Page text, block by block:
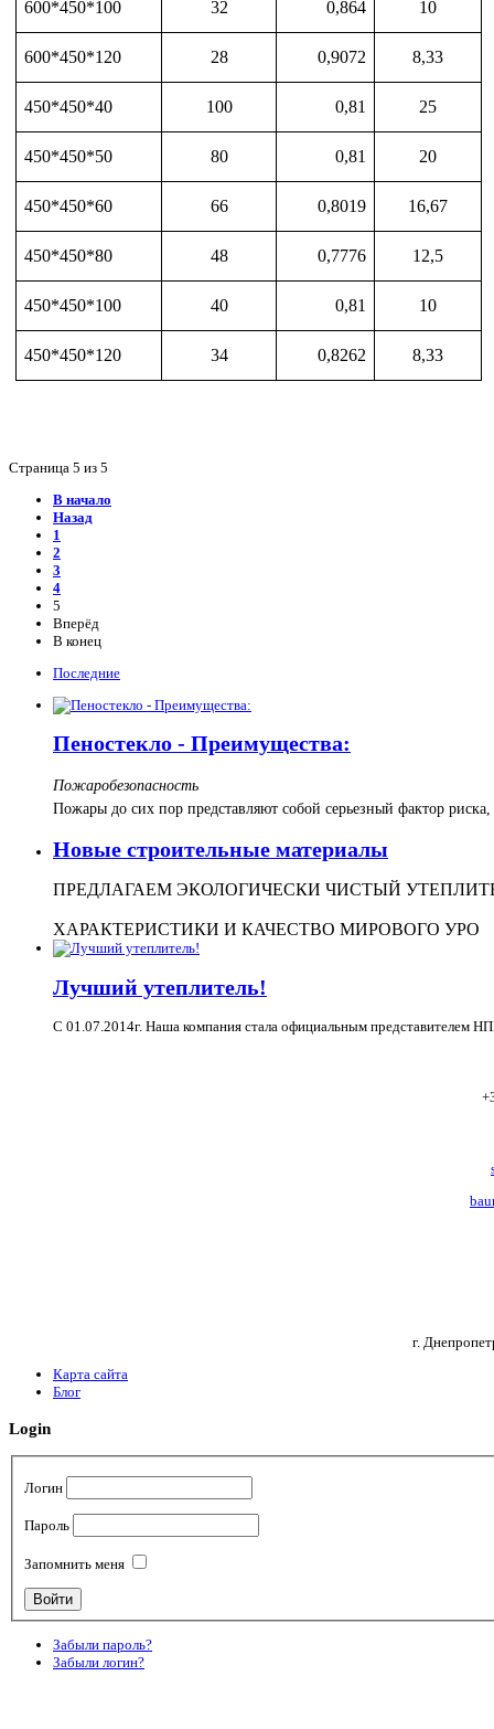
600*450*100 32 0,864 10
600*450*120 28 0,9072 8,33
450*450*40 100 0,81 25
450*450*50 80 0,81 20
450*450*60 66 0,8019 16,67
450*450*80 48 0,7776 12,5
450*450*100 40 0,81 10
450*450*120 34 0,8262 8,33
Страница 5 из 5
В начало
Назад
1
2
3
4
5
Вперёд
В конец
Последние
Пеностекло - Преимущества:
Пожаробезопасность
Пожары до сих пор представляют собой серьезный фактор
Новые строительные материалы
ПРЕДЛАГАЕМ ЭКОЛОГИЧЕСКИ ЧИСТЫЙ
ХАРАКТЕРИСТИКИ И КАЧЕСТВО МИРОВОГО УРО
Лучший утеплитель!
С 01.07.2014г. Наша компания стала официальным представителем
г.
Карта сайта
Блог
Login
Логин
Пароль
Запомнить меня
Забыли пароль?
Забыли логин?